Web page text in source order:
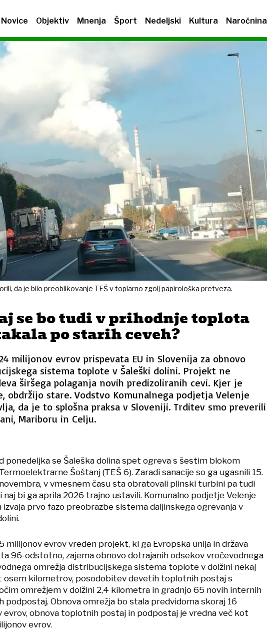
Novice Objektiv Mnenja Šport Nedeljski Kultura Naročnina
da je bilo preoblikovanje TEŠ v toplarno zgolj papirološka pretveza.
se bo tudi v prihodnje toplota
po starih ceveh?
milijonov evrov prispevata EU in Slovenija za obnovo
sistema toplote v Šaleški dolini. Projekt ne
širšega polaganja novih predizoliranih cevi. Kjer je
obdržijo stare. Vodstvo Komunalnega podjetja Velenje
da je to splošna praksa v Sloveniji. Trditev smo preverili
Mariboru in Celju.
ponedeljka se Šaleška dolina spet ogreva s šestim blokom
Termoelektrarne Šoštanj (TEŠ 6). Zaradi sanacije so ga ugasnili 15.
novembra, v vmesnem času sta obratovali plinski turbini pa tudi
naj bi ga aprila 2026 trajno ustavili. Komunalno podjetje Velenje
prvo fazo preobrazbe sistema daljinskega ogrevanja v
milijonov evrov vreden projekt, ki ga Evropska unija in država
96-odstotno, zajema obnovo dotrajanih odsekov vročevodnega
omrežja distribucijskega sistema toplote v dolžini nekaj
osem kilometrov, posodobitev devetih toplotnih postaj s
omrežjem v dolžini 2,4 kilometra in gradnjo 65 novih internih
podpostaj. Obnova omrežja bo stala predvidoma skoraj 16
evrov, obnova toplotnih postaj in podpostaj je vredna več kot
evrov.